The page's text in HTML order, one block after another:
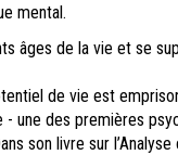
mental.
âges de la vie et se
de vie est
- une des premières
son livre sur